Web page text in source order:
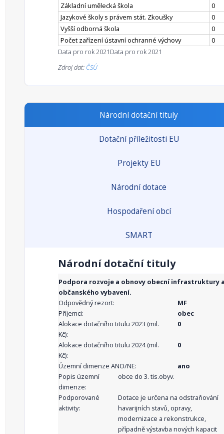
Základní umělecká škola
0
Jazykové školy s právem stát. Zkoušky
0
Vyšší odborná škola
0
Počet zařízení ústavní ochranné výchovy
0
Data pro rok 2021Data pro rok 2021
Zdroj dat: ČSÚ
Národní dotační tituly
Dotační příležitosti EU
Projekty EU
Národní dotace
Hospodaření obcí
SMART
Národní dotační tituly
Podpora rozvoje a obnovy obecní infrastruktury
občanského vybavení.
Odpovědný rezort:
MF
Příjemci:
obec
Alokace dotačního titulu 2023 (mil.
Kč):
0
Alokace dotačního titulu 2024 (mil.
Kč):
0
Územní dimenze ANO/NE:
ano
Popis územní
dimenze:
obce do 3. tis.obyv.
Podporované
aktivity:
Dotace je určena na odstraňování
havarijních stavů, opravy,
modernizace a rekonstrukce,
případně výstavba nových kapacit